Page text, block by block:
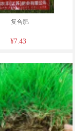
复合肥
¥7.43